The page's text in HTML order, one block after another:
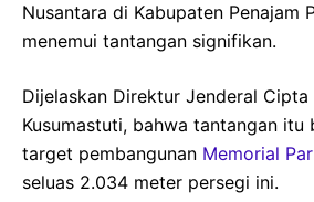
Nusantara di Kabupaten Penajam
menemui tantangan signifikan.
Dijelaskan Direktur Jenderal Cipta
Kusumastuti, bahwa tantangan itu
target pembangunan Memorial
seluas 2.034 meter persegi ini.